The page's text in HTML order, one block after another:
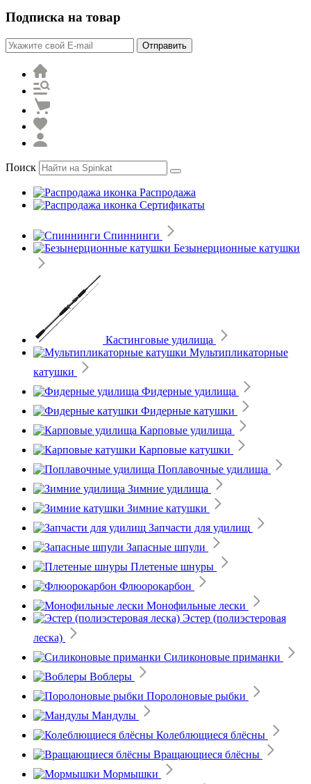
Подписка на товар
Отправить
Поиск
Распродажа
Сертификаты
Спиннинги
Безынерционные катушки
Кастинговые удилища
Мультипликаторные
катушки
Фидерные удилища
Фидерные катушки
Карповые удилища
Карповые катушки
Поплавочные удилища
Зимние удилища
Зимние катушки
Запчасти для удилищ
Запасные шпули
Плетеные шнуры
Флюорокарбон
Монофильные лески
Эстер (полиэстеровая
леска)
Силиконовые приманки
Воблеры
Поролоновые рыбки
Мандулы
Колеблющиеся блёсны
Вращающиеся блёсны
Мормышки